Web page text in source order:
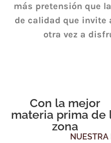
más pretensión que
de calidad que invite
otra vez a
Con la mejor
materia prima de
zona
NUESTRA